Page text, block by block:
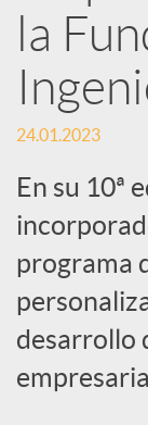
s
S
o
c
i
a
la
24.01.2023
En su 10ª
programa
desarrollo